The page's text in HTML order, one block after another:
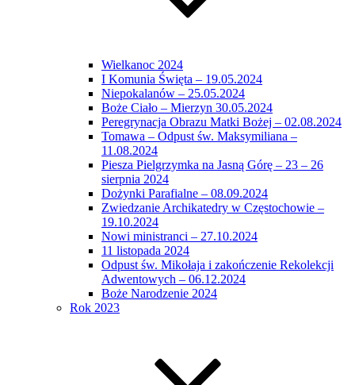
Wielkanoc 2024
I Komunia Święta – 19.05.2024
Niepokalanów – 25.05.2024
Boże Ciało – Mierzyn 30.05.2024
Peregrynacja Obrazu Matki Bożej – 02.08.2024
Tomawa – Odpust św. Maksymiliana –
11.08.2024
Piesza Pielgrzymka na Jasną Górę – 23 – 26
sierpnia 2024
Dożynki Parafialne – 08.09.2024
Zwiedzanie Archikatedry w Częstochowie –
19.10.2024
Nowi ministranci – 27.10.2024
11 listopada 2024
Odpust św. Mikołaja i zakończenie Rekolekcji
Adwentowych – 06.12.2024
Boże Narodzenie 2024
Rok 2023